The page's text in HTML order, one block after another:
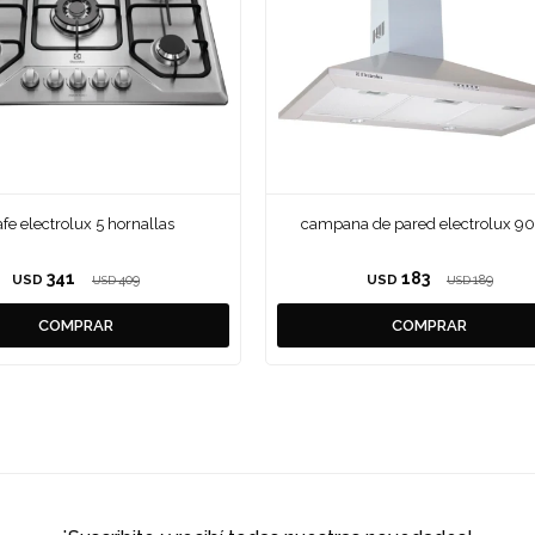
electrolux 5 hornallas
USD 341 USD 409
campana de pared electrolux
USD 183 USD 189